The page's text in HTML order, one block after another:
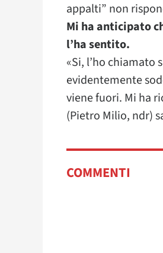
appalti” non
Mi ha anticipato
l’ha sentito.
«Si, l’ho chiamato
evidentemente
viene fuori. Mi ha
(Pietro Milio, ndr)
COMMENTI